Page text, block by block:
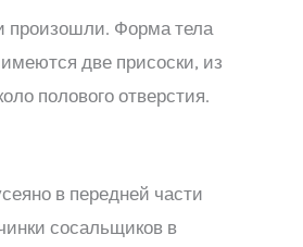
произошли. Форма тела
две присоски, из
полового отверстия.
в передней части
сосальщиков в